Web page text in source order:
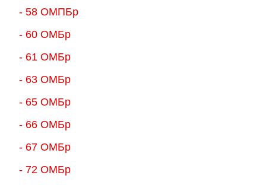
- 58 ОМПБр
- 60 ОМБр
- 61 ОМБр
- 63 ОМБр
- 65 ОМБр
- 66 ОМБр
- 67 ОМБр
- 72 ОМБр